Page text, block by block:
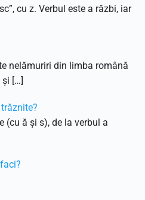
cu z. Verbul este a răzbi, iar
nelămuriri din limba română
și […]
(cu ă și s), de la verbul a